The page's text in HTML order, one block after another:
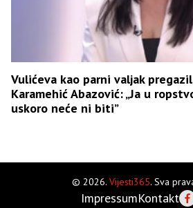
Vulićeva kao parni valjak
Karamehić Abazović: „Ja u
uskoro neće ni biti”
© 2026. Vijesti365. Sva
ImpressumKontakt